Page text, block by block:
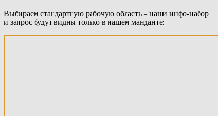
Выбираем стандартную рабочую область – наши инфо-набор
и запрос будут видны только в нашем манданте: